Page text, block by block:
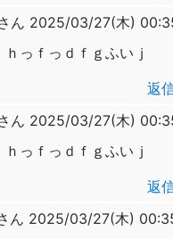
ん 2025/03/27(木)
っｆっｄｆｇふいｊ
返
ん 2025/03/27(木)
っｆっｄｆｇふいｊ
返
ん 2025/03/27(木)